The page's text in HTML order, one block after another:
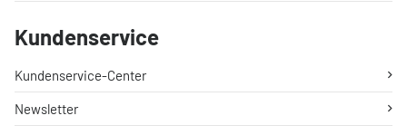
Kundenservice
Kundenservice-Center
Newsletter